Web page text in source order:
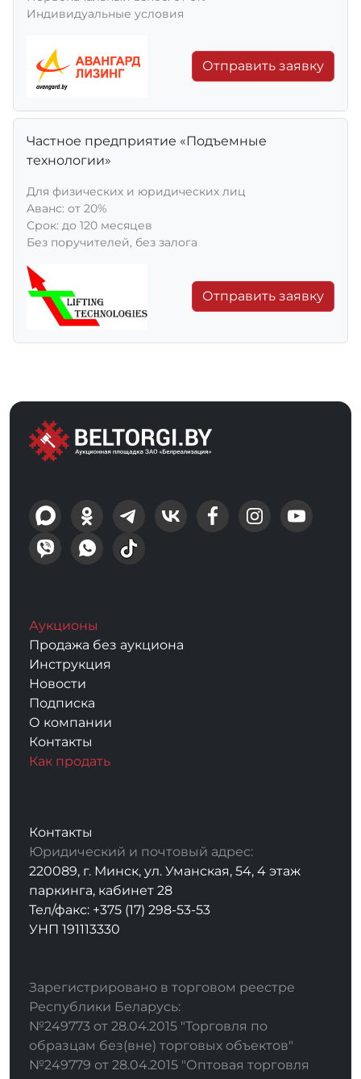
Индивидуальные условия
Отправить заявку
Частное предприятие «Подъемные
технологии»
Для физических и юридических лиц
Aванс: от 20%
Срок: до 120 месяцев
Без поручителей, без залога
Отправить заявку
Аукционы
Продажа без аукциона
Инструкция
Новости
Подписка
О компании
Контакты
Как продать
Контакты
Юридический и почтовый адрес:
220089, г. Минск, ул. Уманская, 54, 4 этаж
паркинга, кабинет 28
Тел/факс: +375 (17) 298-53-53
УНП 191113330
Зарегистрировано в торговом реестре
Республики Беларусь:
№249773 от 28.04.2015 "Торговля по
образцам без(вне) торговых объектов"
№249779 от 28.04.2015 "Оптовая торговля